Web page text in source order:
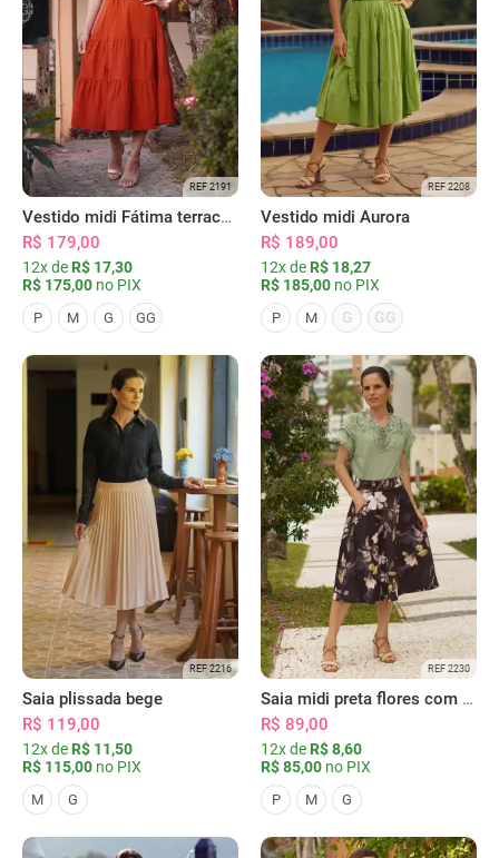
REF 2191
Vestido midi Fátima terracota
R$ 179,00
12x de R$ 17,30
R$ 175,00 no PIX
P M G GG
REF 2208
Vestido midi Aurora
R$ 189,00
12x de R$ 18,27
R$ 185,00 no PIX
P M G GG
REF 2216
Saia plissada bege
R$ 119,00
12x de R$ 11,50
R$ 115,00 no PIX
M G
REF 2230
Saia midi preta flores com bolsos
R$ 89,00
12x de R$ 8,60
R$ 85,00 no PIX
P M G